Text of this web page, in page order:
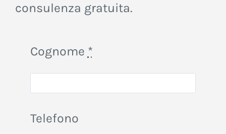
consulenza gratuita.
Cognome *
Telefono